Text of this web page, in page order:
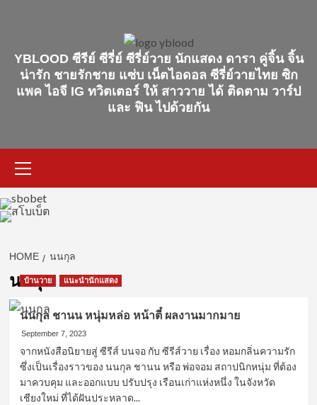
YBLOOD ซีรีย์ ซีรี่ย์ ซีรี่ย์วาย นักแสดง ดารา คู่จิ้น จิ้น
น่ารัก ชายรักชาย แซ่บ เน็ตไอดอล ซีรี่ย์วายไทย ซิก
แพค ไอจี IG ทวิตเตอร์ ให้ สาววาย ได้ ติดตาม วาร์ป
และ ฟิน ไปด้วยกัน
Menu
HOME นนกุล
นนกุล
บ้านวาย แนะนำนักแสดง
นนกุล ชานน หนุ่มหล่อ หน้าตี๋ ผลงานมากมาย
September 7, 2023
จากหนังสือนิยายสู่ ซีรีส์ บนจอ กับ ซีรีส์วาย เรื่อง หอมกลิ่นความรัก
ซึ่งเป็นเรื่องราวของ นนกุล ชานน หรือ พ่อจอม สถาปนิกหนุ่ม ที่ต้อง
มาควบคุม และออกแบบ ปรับปรุง เรือนเก่าแห่งหนึ่ง ในจังหวัด
เชียงใหม่ ที่ได้ฝันประหลาด...